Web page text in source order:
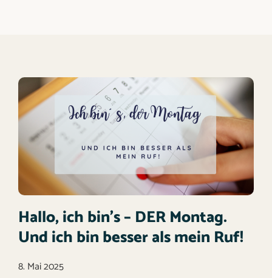
Hallo, ich bin’s – DER Montag.
Und ich bin besser als mein Ruf!
8. Mai 2025